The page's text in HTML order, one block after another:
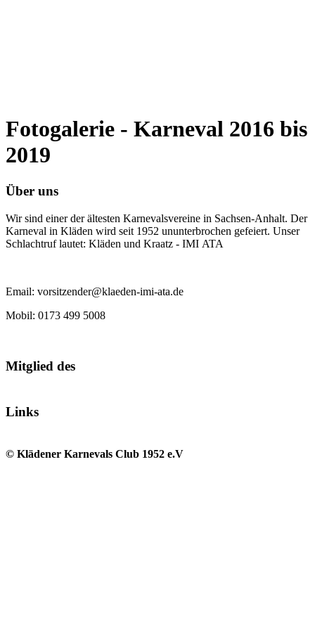
Fotogalerie - Karneval 2016 bis
2019
Über uns
Wir sind einer der ältesten Karnevalsvereine in Sachsen-Anhalt. Der
Karneval in Kläden wird seit 1952 ununterbrochen gefeiert. Unser
Schlachtruf lautet: Kläden und Kraatz - IMI ATA
Email: vorsitzender@klaeden-imi-ata.de
Mobil: 0173 499 5008
Mitglied des
Links
© Klädener Karnevals Club 1952 e.V